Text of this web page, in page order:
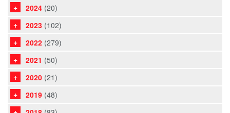
2024 (20)
2023 (102)
2022 (279)
2021 (50)
2020 (21)
2019 (48)